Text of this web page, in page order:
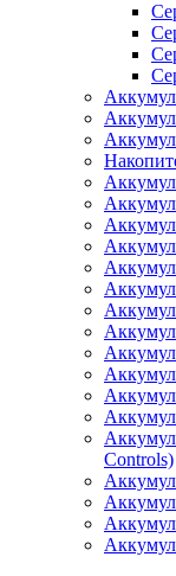
Controls)